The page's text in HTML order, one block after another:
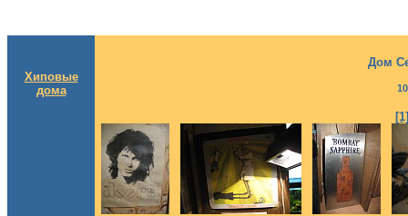
Хиповые
дома
Дом